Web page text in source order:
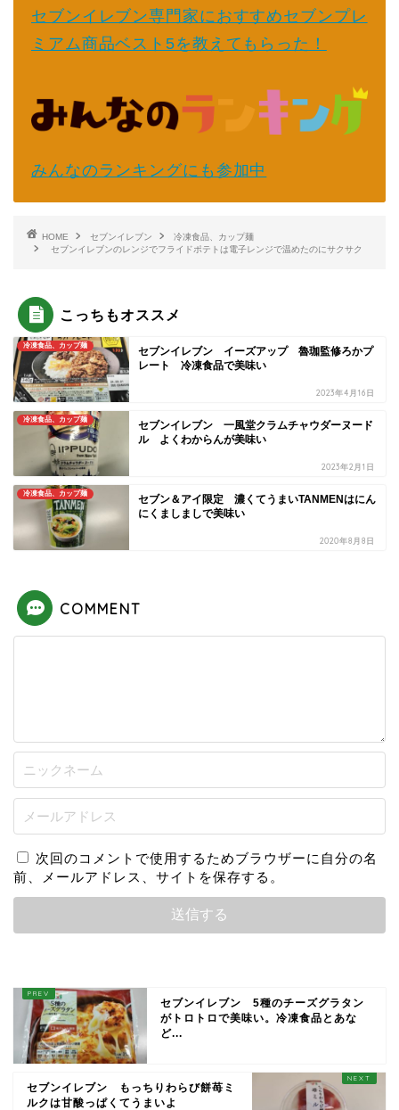
セブンイレブン専門家におすすめセブンプレ
ミアム商品ベスト5を教えてもらった！
みんなのランキングにも参加中
HOME セブンイレブン
冷凍食品、カップ麺
セブンイレブンのレンジでフライドポテトは電子レンジで温めたのにサクサク
こっちもオススメ
冷凍食品、カップ麺
セブンイレブン イーズアップ 魯珈監修ろかプ
レート 冷凍食品で美味い
2023年4月16日
冷凍食品、カップ麺
セブンイレブン 一風堂クラムチャウダーヌード
ル よくわからんが美味い
2023年2月1日
冷凍食品、カップ麺
セブン＆アイ限定 濃くてうまいTANMENはにん
にくましましで美味い
2020年8月8日
COMMENT
次回のコメントで使用するためブラウザーに自分の名
前、メールアドレス、サイトを保存する。
セブンイレブン 5種のチーズグラタン
がトロトロで美味い。冷凍食品とあな
ど...
セブンイレブン もっちりわらび餅苺ミ
ルクは甘酸っぱくてうまいよ